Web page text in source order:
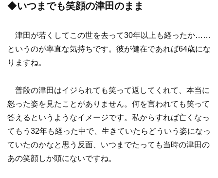
◆いつまでも笑顔の津田のまま
津田が若くしてこの世を去って30年以上も経ったか……
というのが率直な気持ちです。彼が健在であれば64歳にな
りますね。
普段の津田はイジられても笑って返してくれて、本当に
怒った姿を見たことがありません。何を言われても笑って
答えるというようなイメージです。私からすれば亡くなっ
てもう32年も経った中で、生きていたらどういう姿になっ
ていたのかなと思う反面、いつまでたっても当時の津田の
あの笑顔しか頭にないですね。